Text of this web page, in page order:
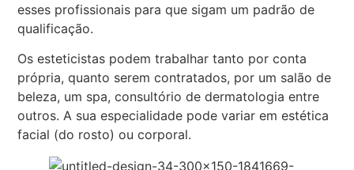
esses profissionais para que sigam um padrão de
qualificação.
Os esteticistas podem trabalhar tanto por conta
própria, quanto serem contratados, por um salão de
beleza, um spa, consultório de dermatologia entre
outros. A sua especialidade pode variar em estética
facial (do rosto) ou corporal.